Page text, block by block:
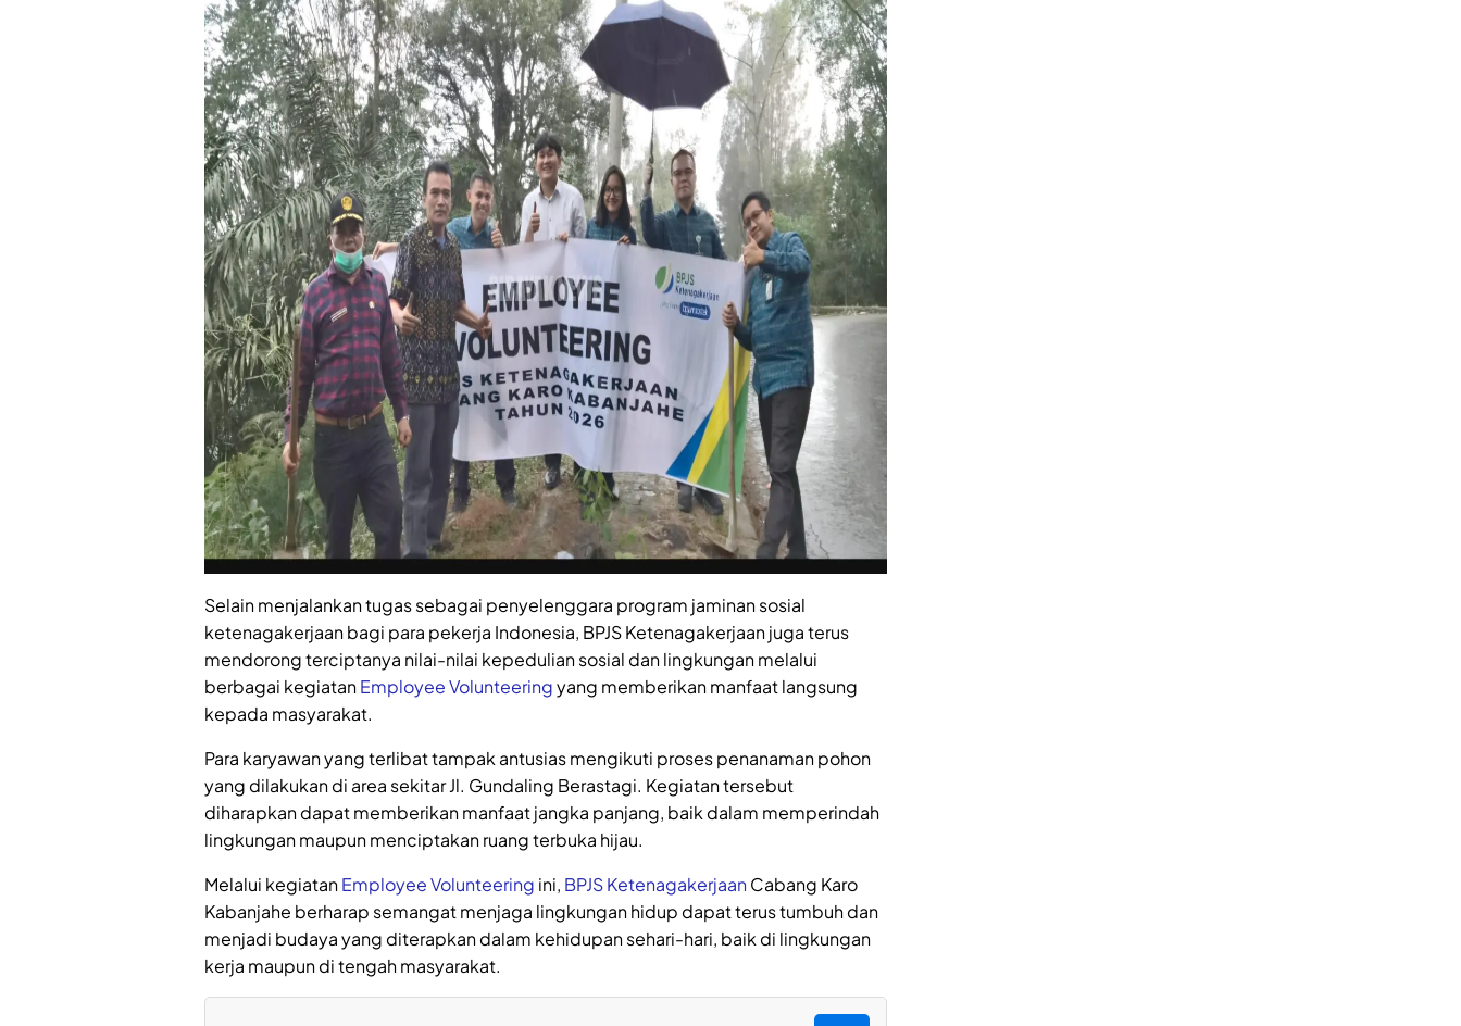
Selain menjalankan tugas sebagai penyelenggara program jaminan sosial
ketenagakerjaan bagi para pekerja Indonesia, BPJS Ketenagakerjaan juga terus
mendorong terciptanya nilai-nilai kepedulian sosial dan lingkungan melalui
berbagai kegiatanEmployee Volunteeringyang memberikan manfaat langsung
kepada masyarakat.
Para karyawan yang terlibat tampak antusias mengikuti proses penanaman pohon
yang dilakukan di area sekitar Jl. Gundaling Berastagi. Kegiatan tersebut
diharapkan dapat memberikan manfaat jangka panjang, baik dalam memperindah
lingkungan maupun menciptakan ruang terbuka hijau.
Melalui kegiatanEmployee Volunteering ini, BPJS KetenagakerjaanCabang Karo
Kabanjahe berharap semangat menjaga lingkungan hidup dapat terus tumbuh dan
menjadi budaya yang diterapkan dalam kehidupan sehari-hari, baik di lingkungan
kerja maupun di tengah masyarakat.